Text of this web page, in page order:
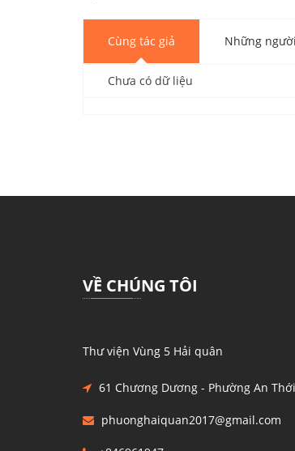
Cùng tác giả Những
Chưa có dữ liệu
VỀ CHÚNG TÔI
Thư viện Vùng 5 Hải quân
61 Chương Dương - Phường An
phuonghaiquan2017@gmail.com